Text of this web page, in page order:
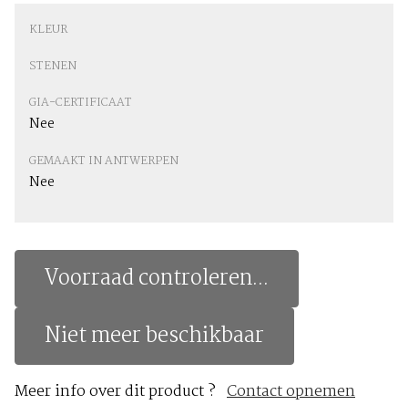
KLEUR
STENEN
GIA-CERTIFICAAT
Nee
GEMAAKT IN ANTWERPEN
Nee
Voorraad controleren...
Niet meer beschikbaar
Meer info over dit product ? Contact opnemen